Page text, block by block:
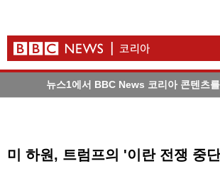
뉴스1에서 BBC News 코리아 콘텐츠
미 하원, 트럼프의 '이란 전쟁 중